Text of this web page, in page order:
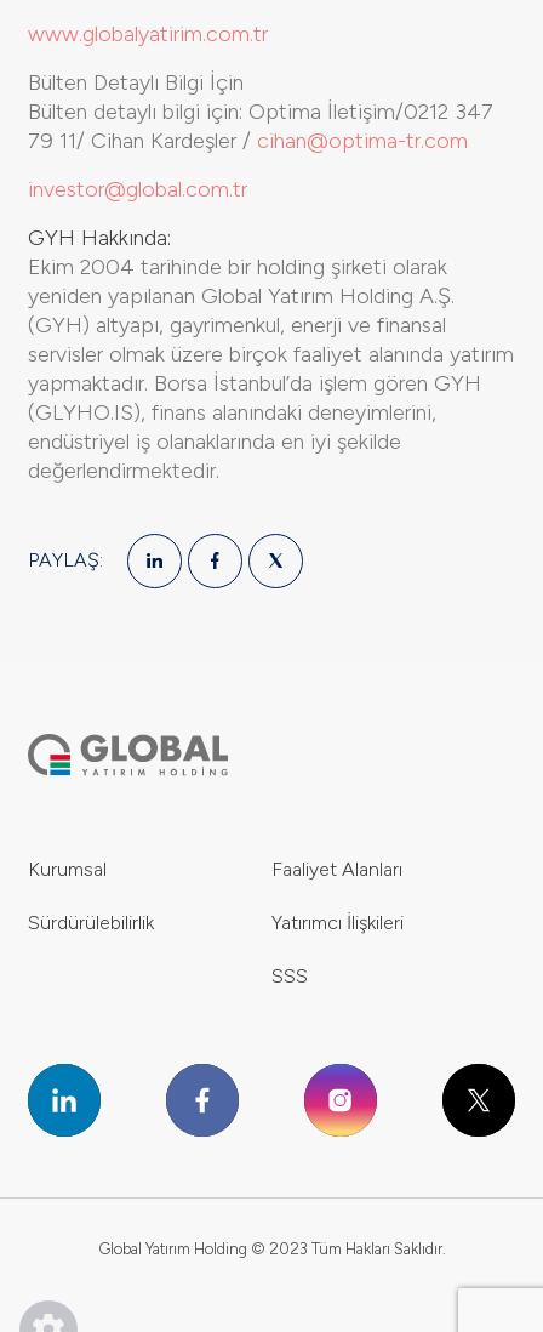
www.globalyatirim.com.tr
Bülten Detaylı Bilgi İçin
Bülten detaylı bilgi için: Optima İletişim/0212 347
79 11/ Cihan Kardeşler / cihan@optima-tr.com
investor@global.com.tr
GYH Hakkında:
Ekim 2004 tarihinde bir holding şirketi olarak
yeniden yapılanan Global Yatırım Holding A.Ş.
(GYH) altyapı, gayrimenkul, enerji ve finansal
servisler olmak üzere birçok faaliyet alanında yatırım
yapmaktadır. Borsa İstanbul’da işlem gören GYH
(GLYHO.IS), finans alanındaki deneyimlerini,
endüstriyel iş olanaklarında en iyi şekilde
değerlendirmektedir.
PAYLAŞ:
Kurumsal Faaliyet Alanları
Sürdürülebilirlik Yatırımcı İlişkileri
SSS
Global Yatırım Holding © 2023 Tüm Hakları Saklıdır.